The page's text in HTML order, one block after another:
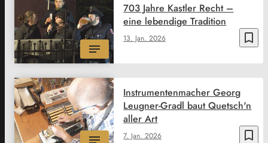
bookmark_border
13. Jan. 2026
703 Jahre Kastler Recht –
eine lebendige Tradition
bookmark_border
7. Jan. 2026
Instrumentenmacher Georg
Leugner-Gradl baut Quetsch'n
aller Art